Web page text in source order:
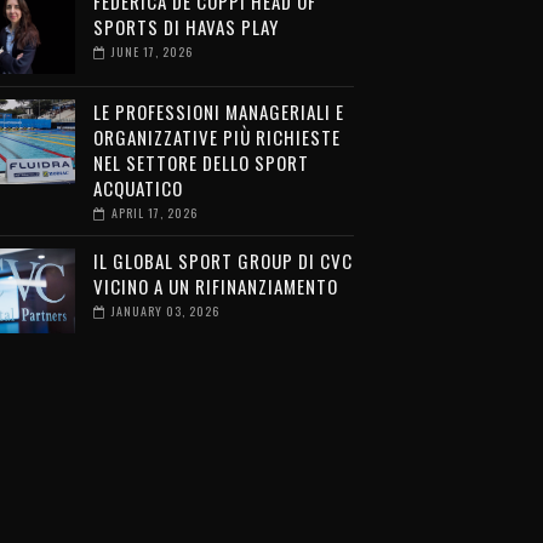
SPORTS DI HAVAS PLAY
JUNE 17, 2026
LE PROFESSIONI MANAGERIALI E
ORGANIZZATIVE PIÙ RICHIESTE
NEL SETTORE DELLO SPORT
ACQUATICO
APRIL 17, 2026
IL GLOBAL SPORT GROUP DI CVC
VICINO A UN RIFINANZIAMENTO
JANUARY 03, 2026